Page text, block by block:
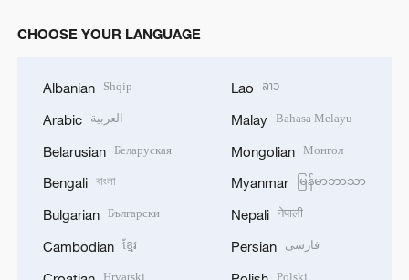
CHOOSE YOUR LANGUAGE
Albanian Shqip
Arabic العربية
Belarusian Беларуская
Bengali বাংলা
Bulgarian Български
Cambodian ខ្មែរ
Lao ລາວ
Malay Bahasa Melayu
Mongolian Монгол
Myanmar မြန်မာဘာသာ
Nepali नेपाली
Persian فارسی